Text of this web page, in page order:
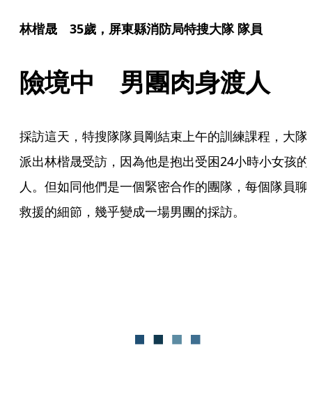
林楷晟　35歲，屏東縣消防局特搜大隊 隊員
險境中　男團肉身渡人
採訪這天，特搜隊隊員剛結束上午的訓練課程，大隊
派出林楷晟受訪，因為他是抱出受困24小時小女孩的
人。但如同他們是一個緊密合作的團隊，每個隊員聊
救援的細節，幾乎變成一場男團的採訪。